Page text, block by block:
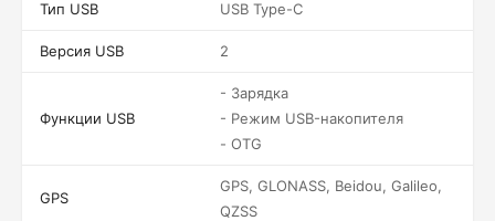
Тип USB USB Type-C
Версия USB 2
Функции USB
- Зарядка
- Режим USB-накопителя
- OTG
GPS
GPS, GLONASS, Beidou, Galileo,
QZSS